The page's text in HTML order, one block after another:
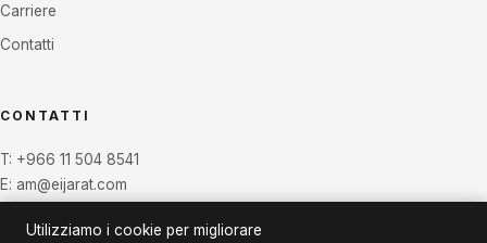
Carriere
Contatti
CONTATTI
T: +966 11 504 8541
E: am@eijarat.com
Utilizziamo i cookie per migliorare